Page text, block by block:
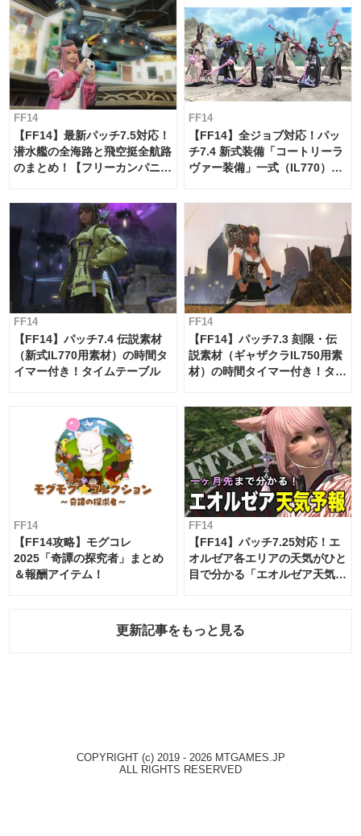
FF14
【FF14】最新パッチ7.5対応！
潜水艦の全海路と飛空挺全航路
のまとめ！【フリーカンパニ
FF14
【FF14】全ジョブ対応！パッ
チ7.4 新式装備「コートリーラ
ヴァー装備」一式（IL770）の
FF14
【FF14】パッチ7.4 伝説素材
（新式IL770用素材）の時間タ
イマー付き！タイムテーブル
FF14
【FF14】パッチ7.3 刻限・伝
説素材（ギャザクラIL750用素
材）の時間タイマー付き！タイ
FF14
【FF14攻略】モグコレ
2025「奇譚の探究者」まとめ
＆報酬アイテム！
FF14
【FF14】パッチ7.25対応！エ
オルゼア各エリアの天気がひと
目で分かる「エオルゼア天気予
更新記事をもっと見る
COPYRIGHT (c) 2019 - 2026 MTGAMES.JP
ALL RIGHTS RESERVED